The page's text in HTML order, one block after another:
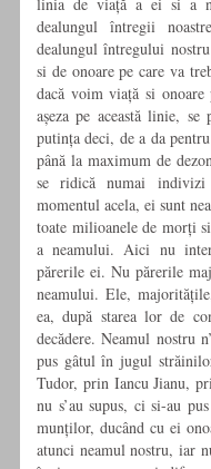
dealungul întregii
dealungul întregului
si de onoare pe care va
dacă voim viață si
așeza pe această linie,
putința deci, de a da
până la maximum de
se ridică numai
momentul acela, ei sunt
toate milioanele de morți
a neamului. Aici nu
părerile ei. Nu părerile
neamului. Ele,
ea, după starea lor de
decădere. Neamul nostru
pus gâtul în jugul
Tudor, prin Iancu Jianu,
nu s’au supus, ci si-au
munților, ducând cu ei
atunci neamul nostru, iar